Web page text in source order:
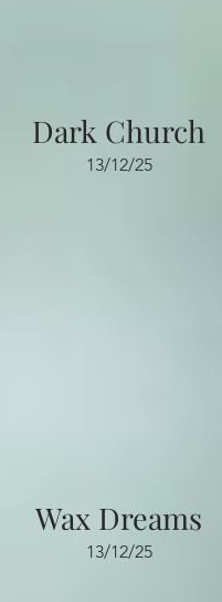
Dark Church
13/12/25
Wax Dreams
13/12/25